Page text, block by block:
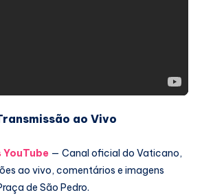
ao Vivo
YouTube — Canal oficial do Vaticano,
ao vivo, comentários e imagens
de São Pedro.